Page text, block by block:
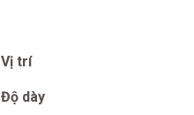
Vị trí
Độ dày